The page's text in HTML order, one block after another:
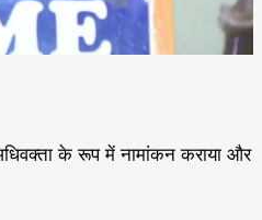
के रूप में नामांकन कराया और